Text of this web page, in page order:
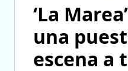
‘La
una
escena a